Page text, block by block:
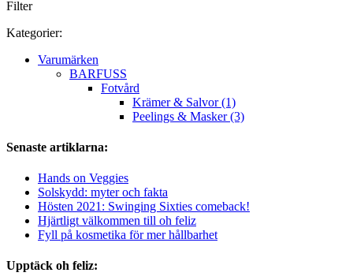
Filter
Kategorier:
Varumärken
BARFUSS
Fotvård
Krämer & Salvor (1)
Peelings & Masker (3)
Senaste artiklarna:
Hands on Veggies
Solskydd: myter och fakta
Hösten 2021: Swinging Sixties comeback!
Hjärtligt välkommen till oh feliz
Fyll på kosmetika för mer hållbarhet
Upptäck oh feliz: